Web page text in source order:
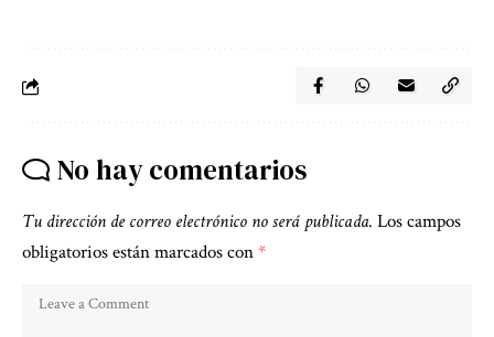
No hay comentarios
Tu dirección de correo electrónico no será publicada. Los campos
obligatorios están marcados con*